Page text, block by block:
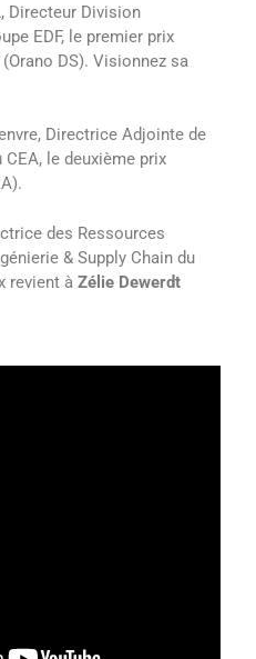
Directeur Division
EDF, le premier prix
(Orano DS). Visionnez sa
Directrice Adjointe de
le deuxième prix
des Ressources
& Supply Chain du
revient àZélie Dewerdt